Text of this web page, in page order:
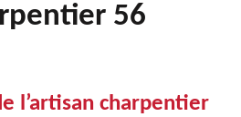
56
l’artisan charpentier